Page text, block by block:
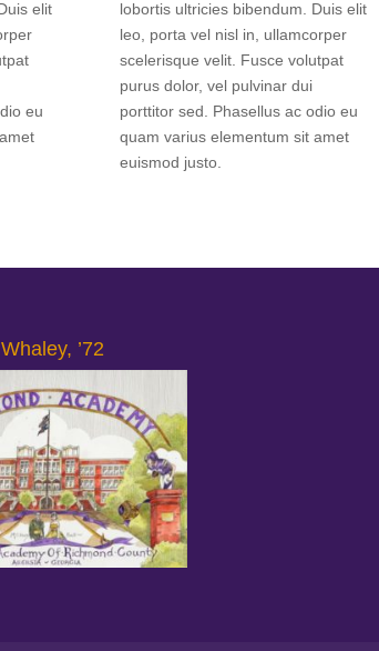
elit
eu
lobortis ultricies bibendum. Duis elit
leo, porta vel nisl in, ullamcorper
scelerisque velit. Fusce volutpat
purus dolor, vel pulvinar dui
porttitor sed. Phasellus ac odio eu
quam varius elementum sit amet
euismod justo.
’72